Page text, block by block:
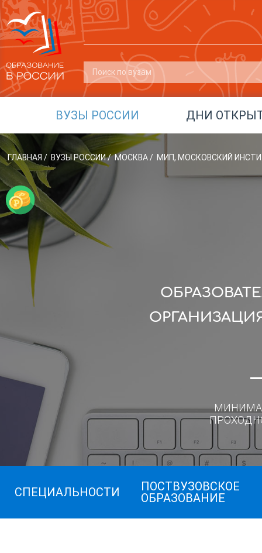
ВУЗЫ РОССИИ ДНИ
ГЛАВНАЯ / ВУЗЫ РОССИИ/ МОСКВА/ МИП, МОСКОВСКИЙ
СПЕЦИАЛЬНОСТИ
ПОСТВУЗОВСКОЕ
ОБРАЗОВАНИЕ